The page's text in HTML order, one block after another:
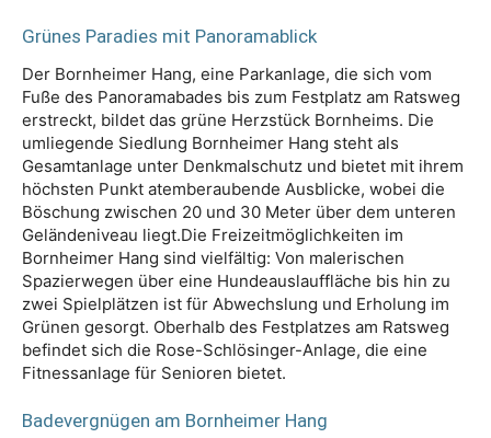
Grünes Paradies mit Panoramablick
Der Bornheimer Hang, eine Parkanlage, die sich vom
Fuße des Panoramabades bis zum Festplatz am Ratsweg
erstreckt, bildet das grüne Herzstück Bornheims. Die
umliegende Siedlung Bornheimer Hang steht als
Gesamtanlage unter Denkmalschutz und bietet mit ihrem
höchsten Punkt atemberaubende Ausblicke, wobei die
Böschung zwischen 20 und 30 Meter über dem unteren
Geländeniveau liegt.Die Freizeitmöglichkeiten im
Bornheimer Hang sind vielfältig: Von malerischen
Spazierwegen über eine Hundeauslauffläche bis hin zu
zwei Spielplätzen ist für Abwechslung und Erholung im
Grünen gesorgt. Oberhalb des Festplatzes am Ratsweg
befindet sich die Rose-Schlösinger-Anlage, die eine
Fitnessanlage für Senioren bietet.
Badevergnügen am Bornheimer Hang